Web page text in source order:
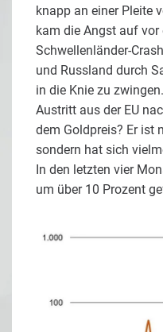
knapp an einer Pleite
kam die Angst auf vor
Schwellenländer-
und Russland durch
in die Knie zu
Austritt aus der EU
dem Goldpreis? Er ist
sondern hat sich
In den letzten vier
um über 10 Prozent